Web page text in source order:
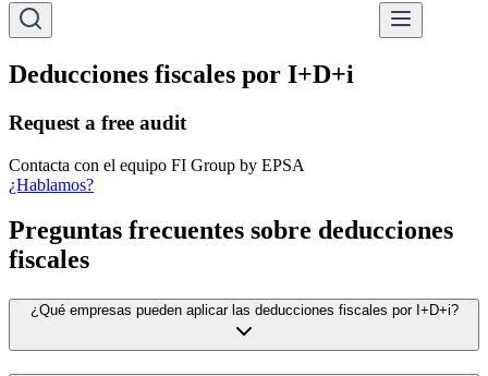
Deducciones fiscales por I+D+i
Request a free audit
Contacta con el equipo FI Group by EPSA
¿Hablamos?
Preguntas frecuentes sobre deducciones
fiscales
¿Qué empresas pueden aplicar las deducciones fiscales por I+D+i?